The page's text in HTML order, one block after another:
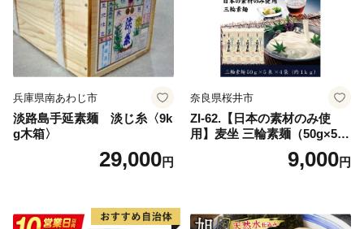
兵庫県南あわじ市
淡路島手延素麺 淡じ糸〈9k
g木箱〉
29,000円
奈良県桜井市
ZI-62.【日本の素材のみ使
用】麦坐 三輪素麺（50g×5束
9,000円